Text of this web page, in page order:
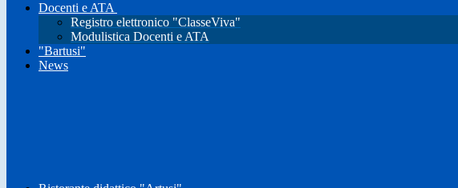
Docenti e ATA
Registro elettronico "ClasseViva"
Modulistica Docenti e ATA
"Bartusi"
News